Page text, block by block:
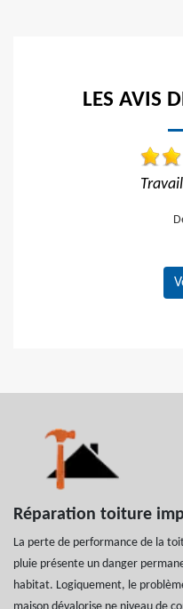
LES AVIS
Réparation toiture
La perte de performance de la
pluie présente un danger
habitat. Logiquement, le